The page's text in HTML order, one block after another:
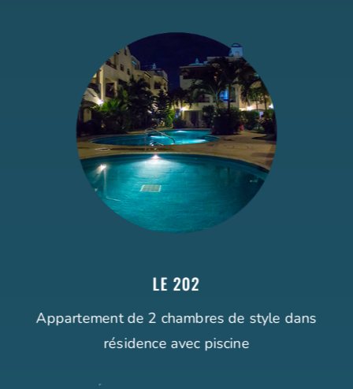
LE 202
Appartement de 2 chambres de style dans
résidence avec piscine